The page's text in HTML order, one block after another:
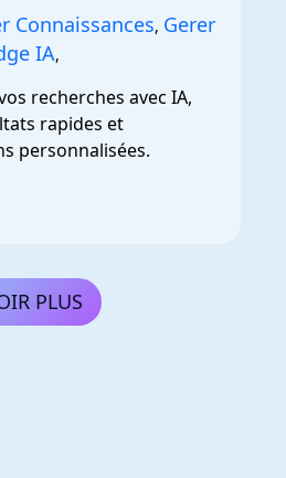
Connaissances, Gerer
IA,
recherches avec IA,
rapides et
personnalisées.
PLUS